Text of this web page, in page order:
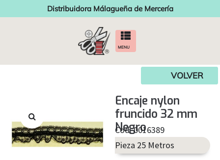
Distribuidora Málagueña de Mercería
MENU
VOLVER
Encaje nylon
fruncido 32 mm
Negro
Cod. 0016389
Pieza 25 Metros